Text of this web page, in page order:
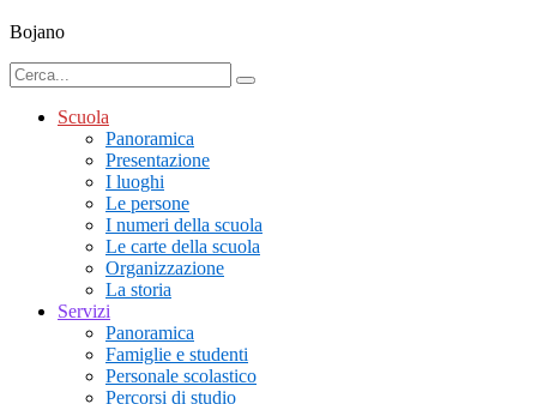
Bojano
Scuola
Panoramica
Presentazione
I luoghi
Le persone
I numeri della scuola
Le carte della scuola
Organizzazione
La storia
Servizi
Panoramica
Famiglie e studenti
Personale scolastico
Percorsi di studio